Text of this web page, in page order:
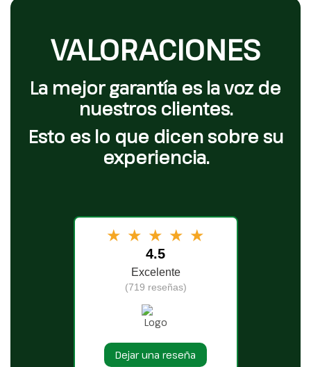
VALORACIONES
La mejor garantía es la voz de
nuestros clientes.
Esto es lo que dicen sobre su
experiencia.
★ ★ ★ ★ ★
4.5
Excelente
(719 reseñas)
Dejar una reseña